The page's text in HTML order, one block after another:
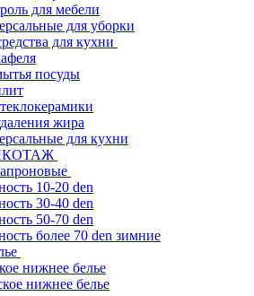
для мебели
для уборки
для кухни
посуды
жира
для кухни
10-20 den
30-40 den
50-70 den
более 70 den зимние
нижнее белье
нижнее белье